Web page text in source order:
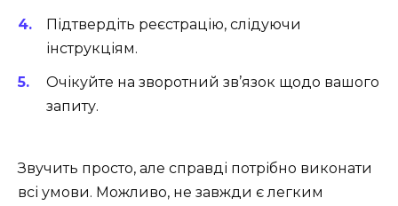
Підтвердіть реєстрацію, слідуючи
інструкціям.
Очікуйте на зворотний зв’язок щодо вашого
запиту.
Звучить просто, але справді потрібно виконати
всі умови. Можливо, не завжди є легким